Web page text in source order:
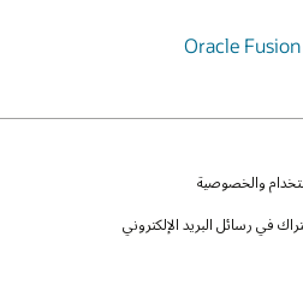
Oracle
والخصوصية
في رسائل البريد الإلكتروني